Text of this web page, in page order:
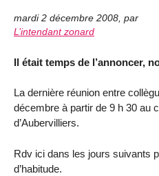
mardi 2 décembre 2008 par
L’intendant zonard
Il était temps de l’annoncer,
La dernière réunion entre
décembre à partir de 9 h 30 au
d’Aubervilliers.
Rdv ici dans les jours suivants
d’habitude.